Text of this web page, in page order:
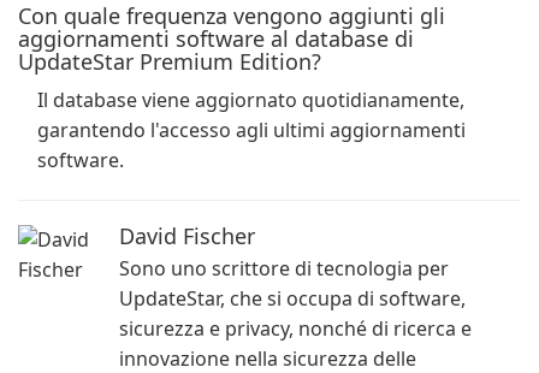
Con quale frequenza vengono aggiunti gli
aggiornamenti software al database di
UpdateStar Premium Edition?
Il database viene aggiornato quotidianamente,
garantendo l'accesso agli ultimi aggiornamenti
software.
David Fischer
Sono uno scrittore di tecnologia per
UpdateStar, che si occupa di software,
sicurezza e privacy, nonché di ricerca e
innovazione nella sicurezza delle